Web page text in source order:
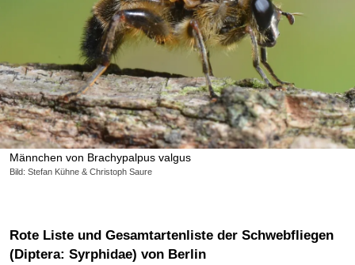
Männchen von Brachypalpus valgus
Bild: Stefan Kühne & Christoph Saure
Rote Liste und Gesamtartenliste der Schwebfliegen
(Diptera: Syrphidae) von Berlin